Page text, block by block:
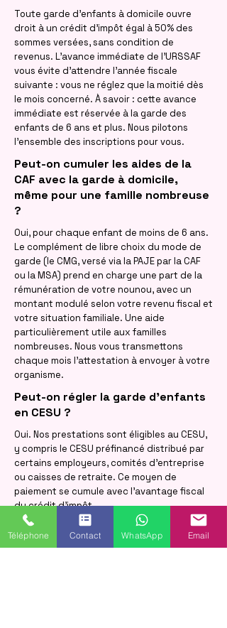
Toute garde d'enfants à domicile ouvre
droit à un crédit d'impôt égal à 50% des
sommes versées, sans condition de
revenus. L'avance immédiate de l'URSSAF
vous évite d'attendre l'année fiscale
suivante : vous ne réglez que la moitié dès
le mois concerné. À savoir : cette avance
immédiate est réservée à la garde des
enfants de 6 ans et plus. Nous pilotons
l'ensemble des inscriptions pour vous.
Peut-on cumuler les aides de la
CAF avec la garde à domicile,
même pour une famille nombreuse
?
Oui, pour chaque enfant de moins de 6 ans.
Le complément de libre choix du mode de
garde (le CMG, versé via la PAJE par la CAF
ou la MSA) prend en charge une part de la
rémunération de votre nounou, avec un
montant modulé selon votre revenu fiscal et
votre situation familiale. Une aide
particulièrement utile aux familles
nombreuses. Nous vous transmettons
chaque mois l'attestation à envoyer à votre
organisme.
Peut-on régler la garde d'enfants
en CESU ?
Oui. Nos prestations sont éligibles au CESU,
y compris le CESU préfinancé distribué par
certains employeurs, comités d'entreprise
ou caisses de retraite. Ce moyen de
paiement se cumule avec l'avantage fiscal
du crédit d'impôt.
À partir de quel âge, et combien
d'enfants une nounou peut-elle
Téléphone Contact WhatsApp Email